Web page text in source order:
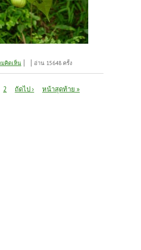
ป่า
มคิดเห็น อ่าน 15648 ครั้ง
2 ถัดไป › หน้าสุดท้าย »